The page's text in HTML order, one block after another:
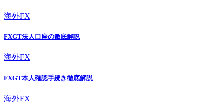
海外FX
FXGT法人口座の徹底解説
海外FX
FXGT本人確認手続き徹底解説
海外FX